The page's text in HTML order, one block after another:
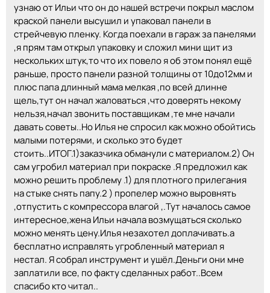
узнаю от Ильи что он до нашей встречи покрыл маслом
краской панели высушил и упаковал панели в
стрейчевую пленку. Когда поехали в гараж за панелями
,я прям там открыл упаковку и сложил мини щит из
нескольких штук,то что их повело я об этом понял ещё
раньше, просто панели разной толщины от 10до12мм и
плюс папа длинный мама мелкая ,по всей длинне
щель,тут он начал жаловаться ,что доверять некому
нельзя,начал звонить поставщикам ,те мне начали
давать советы..Но Илья не спросил как можно обойтись
малыми потерями, и сколько это будет
стоить..ИТОГ.1)заказчика обманули с материалом.2) Он
сам угробил материал при покраске .Я предложил как
можно решить проблему .1) для плотного прилегания
на стыке снять папу.2 ) пропелер можно выровнять
,отпустить с компрессора влагой ,.Тут началось самое
интересное,жена Ильи начала возмущаться сколько
можно менять цену.Илья незахотел доплачивать.а
бесплатно исправлять угробленный материал я
нестал. Я собрал инструмент и ушёл.Деньги они мне
заплатили все, по факту сделанных работ..Всем
спасибо кто читал..